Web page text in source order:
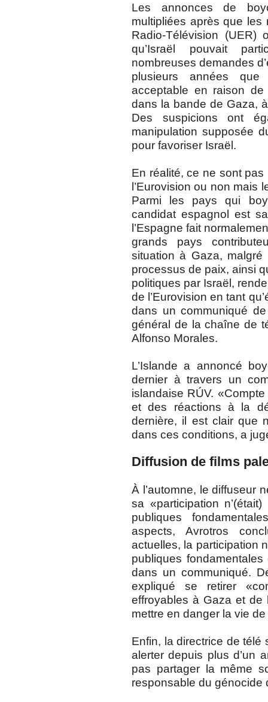
Les annonces de
multipliées après que les
Radio-Télévision (UER)
qu’Israël pouvait
nombreuses demandes
plusieurs années
acceptable en raison
dans la bande de Gaza,
Des suspicions ont
manipulation supposée
pour favoriser Israël.
En réalité, ce ne sont
l’Eurovision ou non mais
Parmi les pays qui
candidat espagnol est
l’Espagne fait
grands pays
situation à Gaza, malgré
processus de paix, ainsi
politiques par Israël,
de l’Eurovision en tant
dans un communiqué
général de la chaîne de
Alfonso Morales.
L’Islande a annoncé
dernier à travers un
islandaise RÚV.
et des réactions à la
dernière, il est clair que
dans ces conditions, a
Diffusion de films
À l’automne, le diffuseur
sa «participation
publiques
aspects, Avrotros
actuelles, la participation
publiques
dans un communiqué.
expliqué se retirer
effroyables à Gaza et de
mettre en danger la vie
Enfin, la directrice de télé
alerter depuis plus d’un
pas partager la même
responsable du génocide